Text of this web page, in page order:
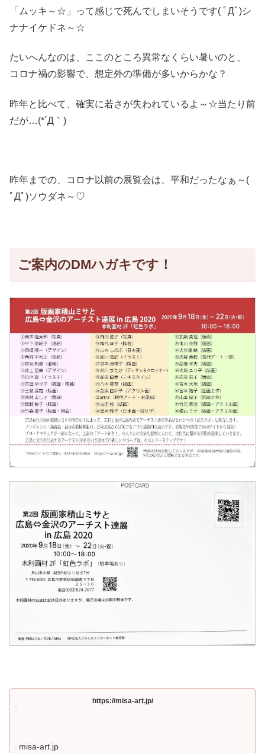
「ムッキ～☆」って感じで死んでしまいそうです( ﾟДﾟ)シ
ナナイケドネ～☆
たいへんなのは、ここのところ異常なくらい暑いのと、
コロナ禍の影響で、想定外の準備が多いからかな？
昨年と比べて、確実に若さが失われているよ～☆当たり前
だが…(*´Д｀)
昨年までの、コロナ以前の展覧会は、平和だったなぁ～(
ﾟДﾟ)ソウダネ～♡
ご案内のDMハガキです！
https://misa-art.jp/
misa-art.jp